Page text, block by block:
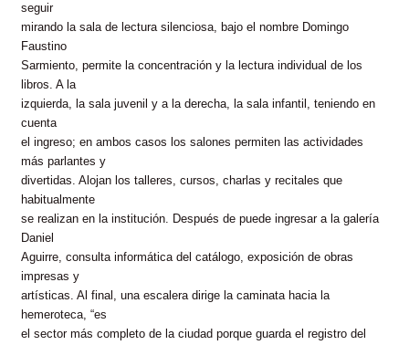
seguir
mirando la sala de lectura silenciosa, bajo el nombre Domingo
Faustino
Sarmiento, permite la concentración y la lectura individual de los
libros. A la
izquierda, la sala juvenil y a la derecha, la sala infantil, teniendo en
cuenta
el ingreso; en ambos casos los salones permiten las actividades
más parlantes y
divertidas. Alojan los talleres, cursos, charlas y recitales que
habitualmente
se realizan en la institución. Después de puede ingresar a la galería
Daniel
Aguirre, consulta informática del catálogo, exposición de obras
impresas y
artísticas. Al final, una escalera dirige la caminata hacia la
hemeroteca, “es
el sector más completo de la ciudad porque guarda el registro del